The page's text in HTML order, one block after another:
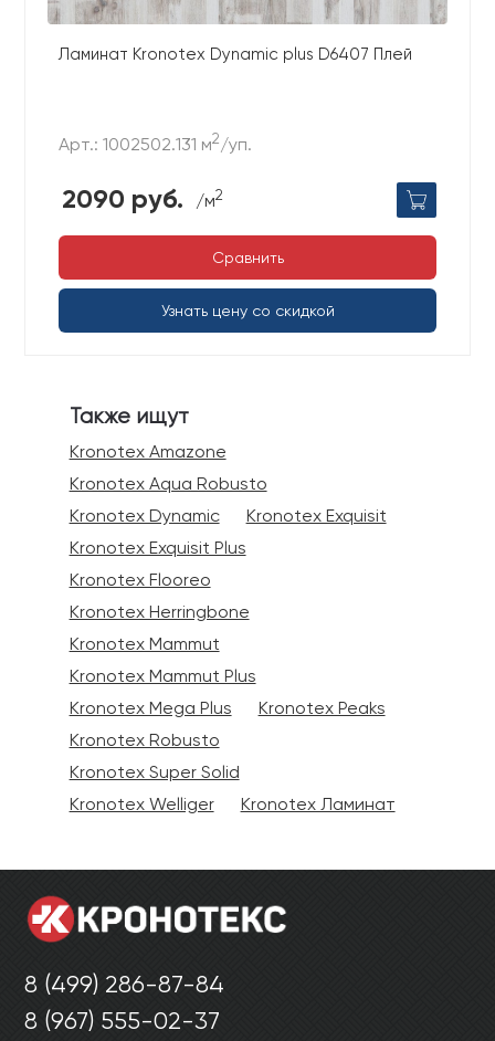
Ламинат Kronotex Dynamic plus D6407 Плей
Арт.: 1002502.131 м2/уп.
2090 руб. /м2
Сравнить
Узнать цену со скидкой
Также ищут
Kronotex Amazone
Kronotex Aqua Robusto
Kronotex Dynamic
Kronotex Exquisit
Kronotex Exquisit Plus
Kronotex Flooreo
Kronotex Herringbone
Kronotex Mammut
Kronotex Mammut Plus
Kronotex Mega Plus
Kronotex Peaks
Kronotex Robusto
Kronotex Super Solid
Kronotex Welliger
Kronotex Ламинат
8 (499) 286-87-84
8 (967) 555-02-37